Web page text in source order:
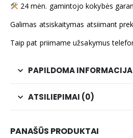
24 mėn. gamintojo kokybės
Galimas atsiskaitymas atsiimant
Taip pat priimame užsakymus
PAPILDOMA INFORMACIJA
ATSILIEPIMAI (0)
PANAŠŪS PRODUKTAI